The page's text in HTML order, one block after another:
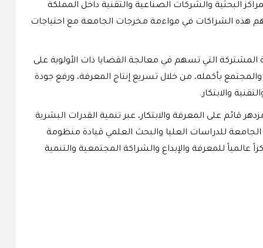
البحثية والشركات الصناعية والتقنية داخل المملكة
تسهم هذه الشراكات في مواءمة مخرجات الجامعة مع احتياجات
المشتركة التي تسهم في معالجة القضايا ذات الأولوية على
بأكمله، من خلال تسريع إنتاج المعرفة، ورفع جودة
والابتكار.
الفاعل في بناء اقتصاد مزدهر قائم على المعرفة والابتكار، عبر تنمية القدرات البشرية
الجامعة للدراسات العليا والبحث العلمي قيادة منظومة
عالمياً للمعرفة والإبداع والشراكة المجتمعية والتنمية